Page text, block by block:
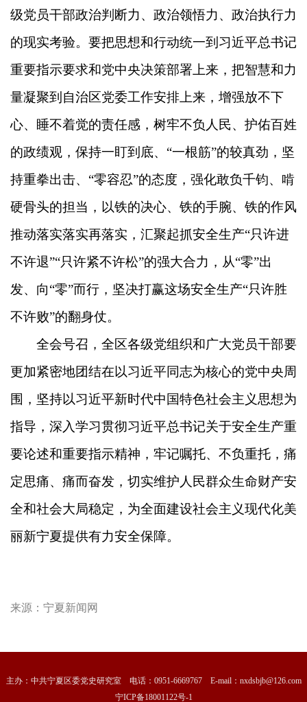
级党员干部政治判断力、政治领悟力、政治执行力
的现实考验。要把思想和行动统一到习近平总书记
重要指示要求和党中央决策部署上来，把智慧和力
量凝聚到自治区党委工作安排上来，增强放不下
心、睡不着觉的责任感，树牢不负人民、护佑百姓
的政绩观，保持一盯到底、“一根筋”的较真劲，坚
持重拳出击、“零容忍”的态度，强化敢负千钧、啃
硬骨头的担当，以铁的决心、铁的手腕、铁的作风
推动落实落实再落实，汇聚起抓安全生产“只许进
不许退”“只许紧不许松”的强大合力，从“零”出
发、向“零”而行，坚决打赢这场安全生产“只许胜
不许败”的翻身仗。
全会号召，全区各级党组织和广大党员干部要
更加紧密地团结在以习近平同志为核心的党中央周
围，坚持以习近平新时代中国特色社会主义思想为
指导，深入学习贯彻习近平总书记关于安全生产重
要论述和重要指示精神，牢记嘱托、不负重托，痛
定思痛、痛而奋发，切实维护人民群众生命财产安
全和社会大局稳定，为全面建设社会主义现代化美
丽新宁夏提供有力安全保障。
来源： ​宁夏新闻网
主办：中共宁夏区委党史研究室 电话：0951-6669767 E-mail：nxdsbjb@126.com
宁ICP备18001122号-1